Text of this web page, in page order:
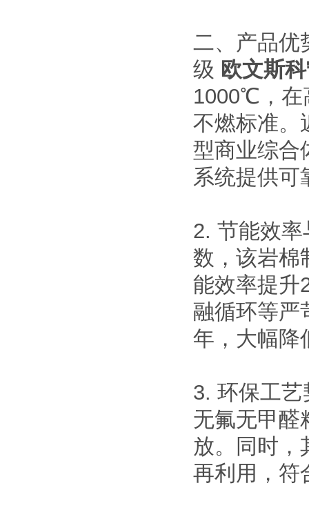
二、产品优
级 欧文斯
1000℃，在
不燃标准。
型商业综合
系统提供可
2. 节能效
数，该岩棉
能效率提升
融循环等严
年，大幅降
3. 环保工
无氟无甲醛
放。同时，
再利用，符